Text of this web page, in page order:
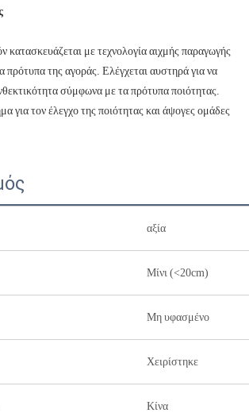
κατασκευάζεται με τεχνολογία αιχμής παραγωγής
της αγοράς. Ελέγχεται αυστηρά για να
σύμφωνα με τα πρότυπα ποιότητας.
για τον έλεγχο της ποιότητας και άψογες ομάδες
αξία
Μίνι (<20cm)
Μη υφασμένο
Χειρίστηκε
Κίνα